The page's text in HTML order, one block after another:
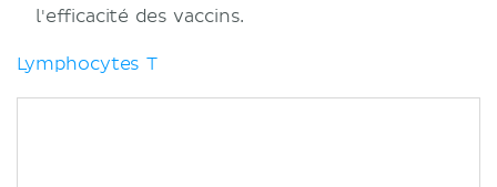
l'efficacité des vaccins.
Lymphocytes T